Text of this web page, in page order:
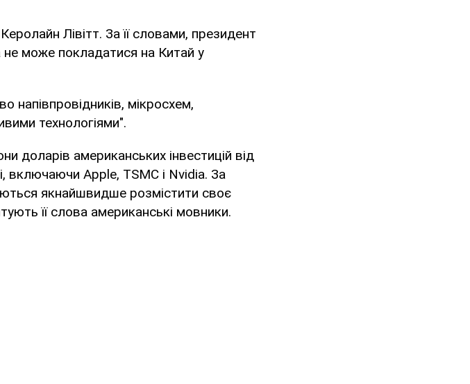
Лівітт. За її словами, президент
може покладатися на Китай у
напівпровідників, мікросхем,
технологіями".
доларів американських інвестицій від
включаючи Apple, TSMC і Nvidia. За
якнайшвидше розмістити своє
її слова американські мовники.